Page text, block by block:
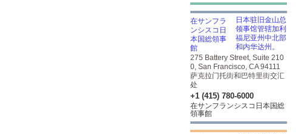
日本驻旧金山总
领事馆管辖加利
福尼亚州中北部
和内华达州。
275 Battery Street, Suite 210
0, San Francisco, CA 94111
萨克拉门托街和巴特里街交汇
处
+1 (415) 780-6000
在サンフランシスコ日本国総
領事館